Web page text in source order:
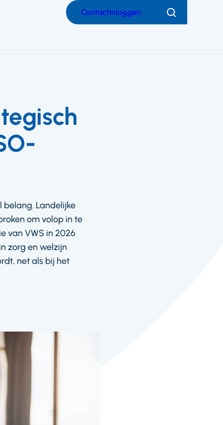
ContactInloggen Zoeken
belang. Landelijke
om volop in te
van VWS in 2026
zorg en welzijn
net als bij het